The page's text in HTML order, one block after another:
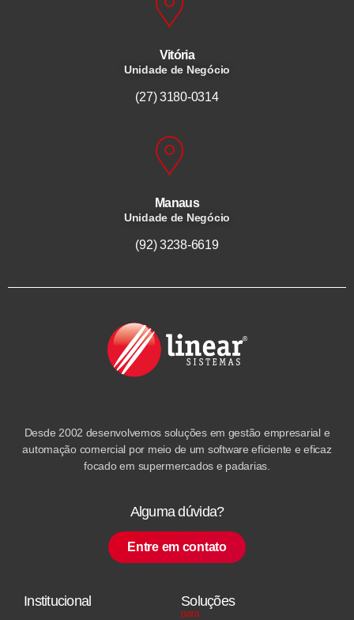
Vitória
Unidade de Negócio
(27) 3180-0314
Manaus
Unidade de Negócio
(92) 3238-6619
Desde 2002 desenvolvemos soluções em gestão empresarial e
automação comercial por meio de um software eficiente e eficaz
focado em supermercados e padarias.
Alguma dúvida?
Entre em contato
Institucional Soluções
para